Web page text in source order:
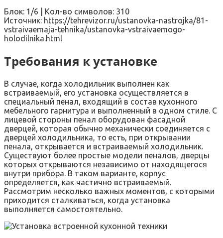
Блок: 1/6 | Кол-во символов: 310
Источник: https://tehrevizor.ru/ustanovka-nastrojka/81-
vstraivaemaja-tehnika/ustanovka-vstraivaemogo-
holodilnika.html
Требования к установке
В случае, когда холодильник выполнен как
встраиваемый, его установка осуществляется в
специальный пенал, входящий в состав кухонного
мебельного гарнитура и выполненный в одном стиле. С
лицевой стороны пенал оборудован фасадной
дверцей, которая обычно механически соединяется с
дверцей холодильника, то есть, при открывании
пенала, открывается и встраиваемый холодильник.
Существуют более простые модели пеналов, дверцы
которых открываются независимо от находящегося
внутри прибора. В таком варианте, корпус
определяется, как частично встраиваемый.
Рассмотрим несколько важных моментов, с которыми
приходится сталкиваться, когда установка
выполняется самостоятельно.